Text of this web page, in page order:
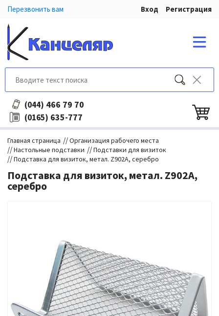
Перезвонить вам Вход Регистрация
(044) 466 79 70
(0165) 635-777
Главная страница //Организация рабочего места
//Настольные подставки //Подставки для визиток
//Подставка для визиток, метал. Z902A, серебро
Подставка для визиток, метал. Z902A,
серебро